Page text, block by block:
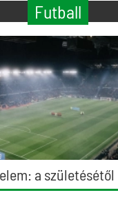
Futball
a